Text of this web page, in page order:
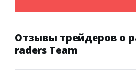
Отзывы трейдеров о
raders Team